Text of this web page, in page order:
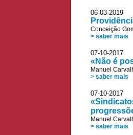
06-03-2019
Conceição
> saber mais
07-10-2017
«Não é
Manuel
> saber mais
07-10-2017
Manuel
> saber mais